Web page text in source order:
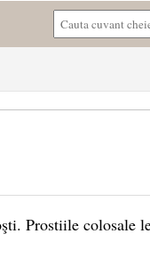
Prostiile colosale